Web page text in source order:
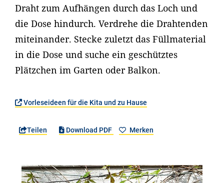
Draht zum Aufhängen durch das Loch und
die Dose hindurch. Verdrehe die Drahtenden
miteinander. Stecke zuletzt das Füllmaterial
in die Dose und suche ein geschütztes
Plätzchen im Garten oder Balkon.
Vorleseideen für die Kita und zu Hause
Teilen Download PDF Merken